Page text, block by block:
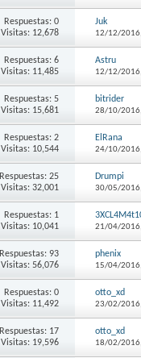
Respuestas: 0
Visitas: 12,678
Juk
12/12/2016,
Respuestas: 6
Visitas: 11,485
Astru
12/12/2016,
Respuestas: 5
Visitas: 15,681
bitrider
28/10/2016,
Respuestas: 2
Visitas: 10,544
ElRana
24/10/2016,
Respuestas: 25
Visitas: 32,001
Drumpi
30/05/2016,
Respuestas: 1
Visitas: 10,041
21/04/2016,
Respuestas: 93
Visitas: 56,076
phenix
15/04/2016,
Respuestas: 0
Visitas: 11,492
otto_xd
23/02/2016,
Respuestas: 17
Visitas: 19,596
otto_xd
18/02/2016,